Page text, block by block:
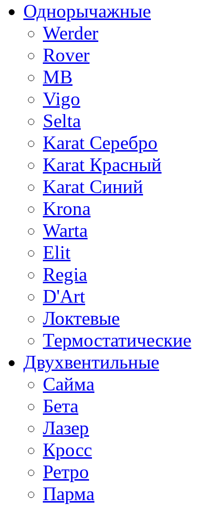
Однорычажные
Werder
Rover
MB
Vigo
Selta
Karat Серебро
Karat Красный
Karat Синий
Krona
Warta
Elit
Regia
D'Art
Локтевые
Термостатические
Двухвентильные
Сайма
Бета
Лазер
Кросс
Ретро
Парма